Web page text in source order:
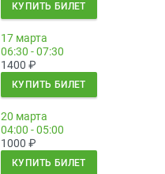
КУПИТЬ БИЛЕТ
17 марта
06:30 - 07:30
1400 ₽
КУПИТЬ БИЛЕТ
20 марта
04:00 - 05:00
1000 ₽
КУПИТЬ БИЛЕТ